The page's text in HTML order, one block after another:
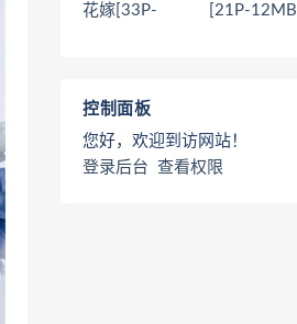
[21P-12MB]
控制面板
您好，欢迎到访网站！
登录后台 查看权限